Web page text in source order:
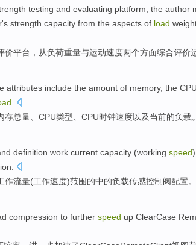
testing and evaluating platform, the author
's strength capacity from the aspects of load
价平台 ， 从负荷重量与运动速度两个方面综合评价
attributes include the amount of memory, the CPU
存总量 CPU类型 、CPU时钟速度以及当前的负载。
definition work current capacity (working speed)
作流量(工作速度)范围的中的负载传感控制阀配置。
compression to further speed up ClearCase